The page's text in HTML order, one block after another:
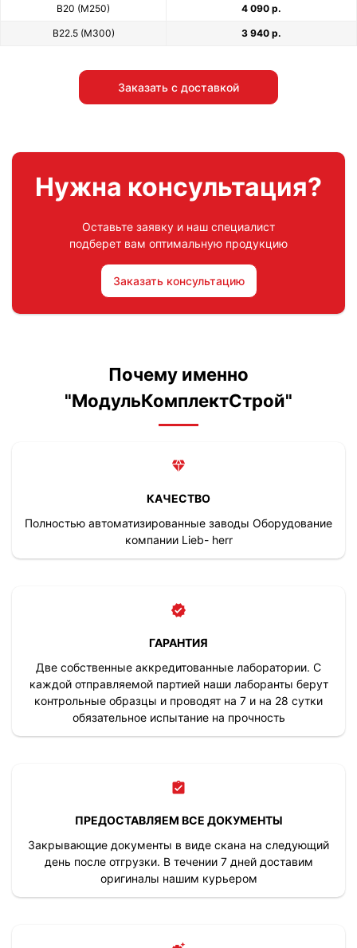
В20 (М250) 4 090 р.
В22.5 (М300) 3 940 р.
Заказать с доставкой
Нужна консультация?
Оставьте заявку и наш специалист
подберет вам оптимальную продукцию
Заказать консультацию
Почему именно
"МодульКомплектСтрой"
КАЧЕСТВО
Полностью автоматизированные заводы Оборудование
компании Lieb- herr
ГАРАНТИЯ
Две собственные аккредитованные лаборатории. С
каждой отправляемой партией наши лаборанты берут
контрольные образцы и проводят на 7 и на 28 сутки
обязательное испытание на прочность
ПРЕДОСТАВЛЯЕМ ВСЕ ДОКУМЕНТЫ
Закрывающие документы в виде скана на следующий
день после отгрузки. В течении 7 дней доставим
оригиналы нашим курьером